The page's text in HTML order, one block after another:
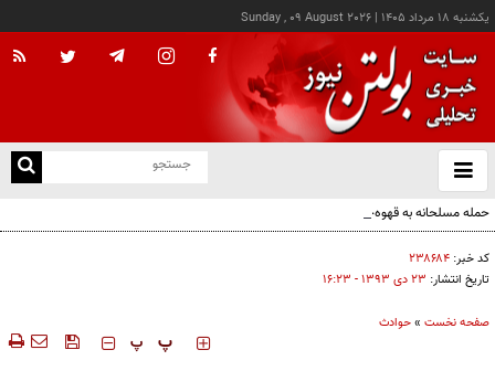
يکشنبه ۱۸ مرداد ۱۴۰۵ |
Sunday , 09 August 2026
باز
و
حمله مسلحانه به قهوه‌خانه‌ای در زاهدان؛ ۲ نفر جان باختند
کد خبر: ۲۳۸۶۸۴
تاریخ انتشار: ۲۳ دی ۱۳۹۳ - ۱۶:۲۳
صفحه نخست »حوادث
‍‍‍ پ پ